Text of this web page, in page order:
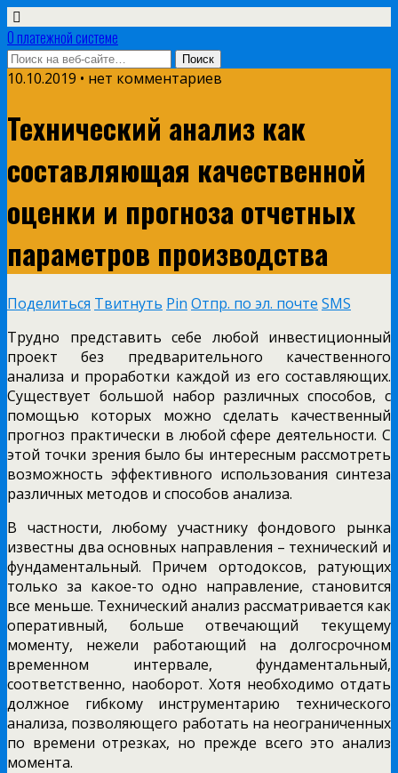
О платежной системе
10.10.2019 • нет комментариев
Технический анализ как
составляющая качественной
оценки и прогноза отчетных
параметров производства
Поделиться Твитнуть Pin Отпр. по эл. почте SMS
Трудно представить себе любой инвестиционный
проект без предварительного качественного
анализа и проработки каждой из его составляющих.
Существует большой набор различных способов, с
помощью которых можно сделать качественный
прогноз практически в любой сфере деятельности. С
этой точки зрения было бы интересным рассмотреть
возможность эффективного использования синтеза
различных методов и способов анализа.
В частности, любому участнику фондового рынка
известны два основных направления – технический и
фундаментальный. Причем ортодоксов, ратующих
только за какое-то одно направление, становится
все меньше. Технический анализ рассматривается как
оперативный, больше отвечающий текущему
моменту, нежели работающий на долгосрочном
временном интервале, фундаментальный,
соответственно, наоборот. Хотя необходимо отдать
должное гибкому инструментарию технического
анализа, позволяющего работать на неограниченных
по времени отрезках, но прежде всего это анализ
момента.